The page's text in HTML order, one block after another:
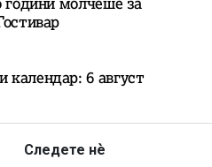
календар: 6 август
Следете нѐ